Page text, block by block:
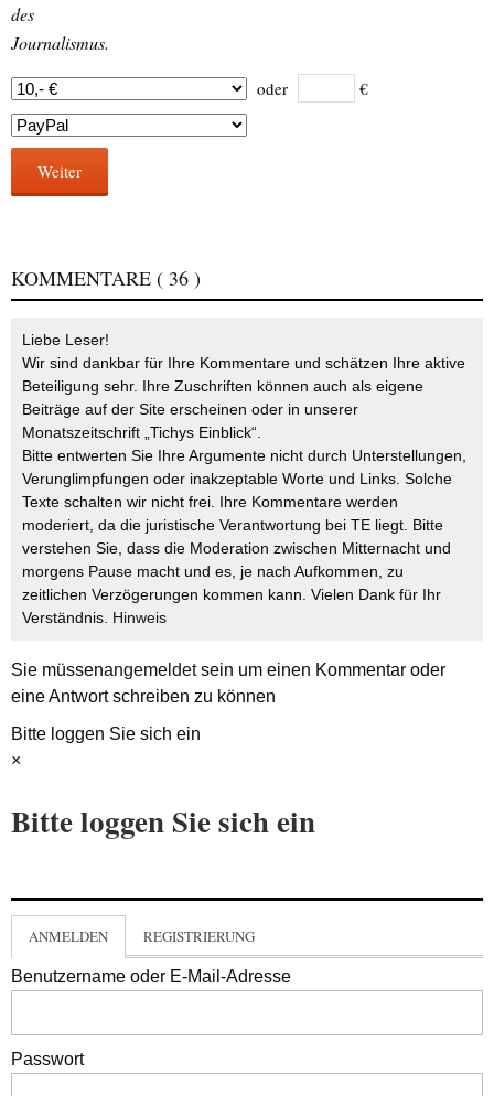
des
Journalismus.
oder €
Weiter
KOMMENTARE ( 36 )
Liebe Leser!
Wir sind dankbar für Ihre Kommentare und schätzen Ihre aktive
Beteiligung sehr. Ihre Zuschriften können auch als eigene
Beiträge auf der Site erscheinen oder in unserer
Monatszeitschrift „Tichys Einblick“.
Bitte entwerten Sie Ihre Argumente nicht durch Unterstellungen,
Verunglimpfungen oder inakzeptable Worte und Links. Solche
Texte schalten wir nicht frei. Ihre Kommentare werden
moderiert, da die juristische Verantwortung bei TE liegt. Bitte
verstehen Sie, dass die Moderation zwischen Mitternacht und
morgens Pause macht und es, je nach Aufkommen, zu
zeitlichen Verzögerungen kommen kann. Vielen Dank für Ihr
Verständnis. Hinweis
Sie müssenangemeldetsein um einen Kommentar oder
eine Antwort schreiben zu können
Bitte loggen Sie sich ein
×
Bitte loggen Sie sich ein
ANMELDEN REGISTRIERUNG
Benutzername oder E-Mail-Adresse
Passwort